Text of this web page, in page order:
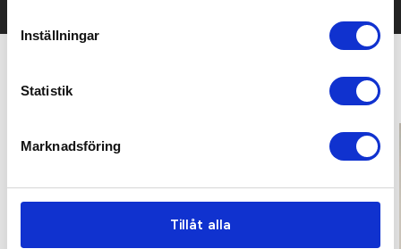
Inställningar
Statistik
Marknadsföring
Tillåt alla
Relaterade produkter
Bästsäljare